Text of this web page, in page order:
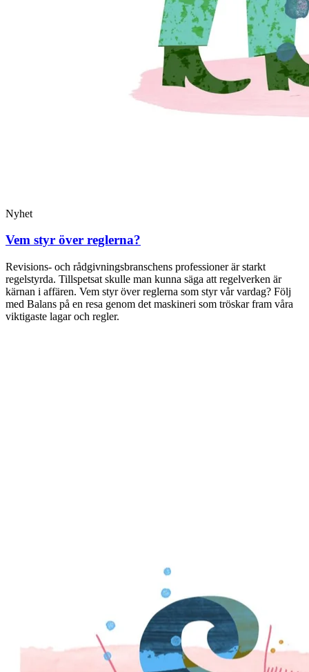
Nyhet
Vem styr över reglerna?
Revisions- och rådgivningsbranschens professioner är starkt
regelstyrda. Tillspetsat skulle man kunna säga att regelverken är
kärnan i affären. Vem styr över reglerna som styr vår vardag? Följ
med Balans på en resa genom det maskineri som tröskar fram våra
viktigaste lagar och regler.